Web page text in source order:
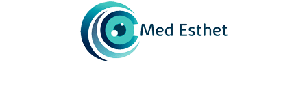
être
choisies
sur